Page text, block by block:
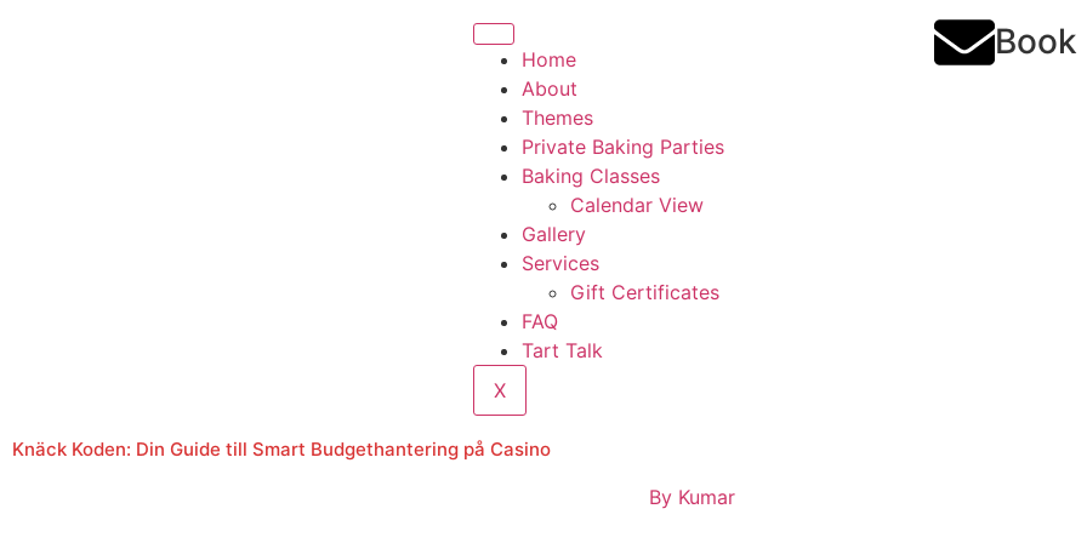
Home
About
Themes
Private Baking Parties
Baking Classes
Calendar View
Gallery
Services
Gift Certificates
FAQ
Tart Talk
X
Book
Knäck Koden: Din Guide till Smart Budgethantering på Casino
ByKumar